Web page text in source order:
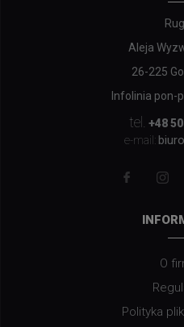
Aleja
26-225
Infolinia pon-
tel.
+48
e-mail:
O
Polityka